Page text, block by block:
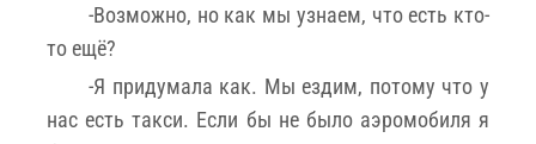
-Возможно, но как мы узнаем, что есть кто-
то ещё?
-Я придумала как. Мы ездим, потому что у
нас есть такси. Если бы не было аэромобиля я